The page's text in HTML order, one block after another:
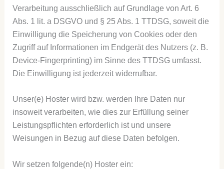
Verarbeitung ausschließlich auf Grundlage von Art. 6
Abs. 1 lit. a DSGVO und § 25 Abs. 1 TTDSG, soweit die
Einwilligung die Speicherung von Cookies oder den
Zugriff auf Informationen im Endgerät des Nutzers (z. B.
Device-Fingerprinting) im Sinne des TTDSG umfasst.
Die Einwilligung ist jederzeit widerrufbar.
Unser(e) Hoster wird bzw. werden Ihre Daten nur
insoweit verarbeiten, wie dies zur Erfüllung seiner
Leistungspflichten erforderlich ist und unsere
Weisungen in Bezug auf diese Daten befolgen.
Wir setzen folgende(n) Hoster ein: